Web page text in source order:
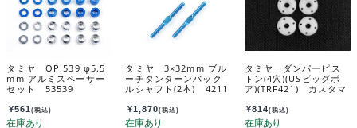
タミヤ OP.539 φ5.5
mm アルミスペーサー
セット 53539
¥561(税込)
タミヤ 3×32mm ブル
ーチタンターンバック
ルシャフト(2本) 4211
¥1,870(税込)
タミヤ ダンパーピス
トン(4穴)(USビッグボ
ア)(TRF421) カスタマ
03497-000
¥814(税込)